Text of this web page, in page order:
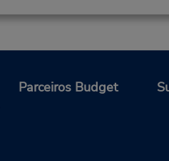
Parceiros Budget